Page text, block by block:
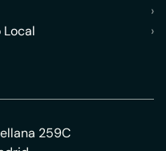
›
Local
›
259C